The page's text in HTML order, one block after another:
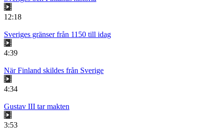
12:18
Sveriges gränser från 1150 till idag
4:39
När Finland skildes från Sverige
4:34
Gustav III tar makten
3:53